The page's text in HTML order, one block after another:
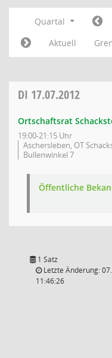
Quartal
Aktuell
DI 17.07.2012
Ortschaftsrat
19:00-21:15 Uhr
Aschersleben, OT
Bullenwinkel 7
Öffentliche
1 Satz
Letzte Änderung:
11:46:26